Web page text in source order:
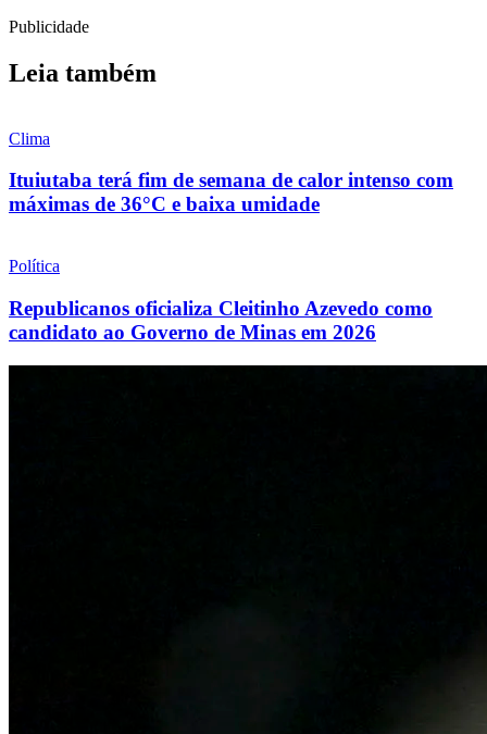
Publicidade
Leia também
Clima
Ituiutaba terá fim de semana de calor intenso com
máximas de 36°C e baixa umidade
Política
Republicanos oficializa Cleitinho Azevedo como
candidato ao Governo de Minas em 2026